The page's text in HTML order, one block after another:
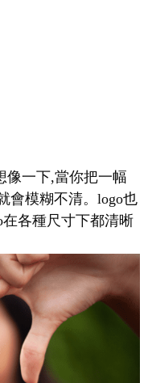
像一下,當你把一幅
會模糊不清。logo也
各種尺寸下都清晰